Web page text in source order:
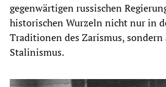
gegenwärtigen russischen
historischen Wurzeln nicht nur in
Traditionen des Zarismus, sondern
Stalinismus.